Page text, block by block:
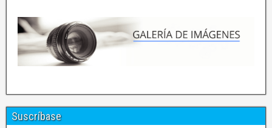
Suscríbase